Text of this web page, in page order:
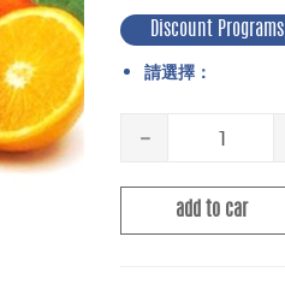
Discount Programs
請選擇：
add to car